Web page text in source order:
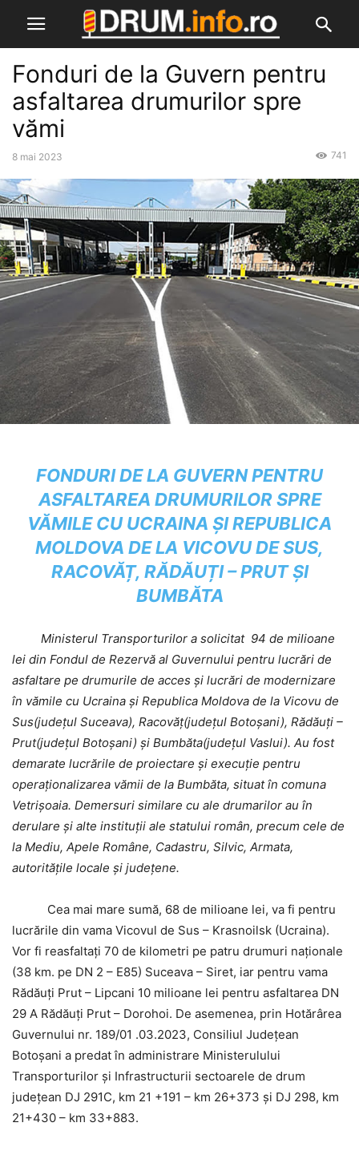
Fonduri de la Guvern pentru
asfaltarea drumurilor spre
vămi
8 mai 2023 741
FONDURI DE LA GUVERN PENTRU
ASFALTAREA DRUMURILOR SPRE
VĂMILE CU UCRAINA ȘI REPUBLICA
MOLDOVA DE LA VICOVU DE SUS,
RACOVĂȚ, RĂDĂUȚI – PRUT ȘI
BUMBĂTA
Ministerul Transporturilor a solicitat 94 de milioane
lei din Fondul de Rezervă al Guvernului pentru lucrări de
asfaltare pe drumurile de acces și lucrări de modernizare
în vămile cu Ucraina și Republica Moldova de la Vicovu de
Sus(județul Suceava), Racovăț(județul Botoșani), Rădăuți –
Prut(județul Botoșani) și Bumbăta(județul Vaslui). Au fost
demarate lucrările de proiectare și execuție pentru
operaționalizarea vămii de la Bumbăta, situat în comuna
Vetrișoaia. Demersuri similare cu ale drumarilor au în
derulare și alte instituții ale statului român, precum cele de
la Mediu, Apele Române, Cadastru, Silvic, Armata,
autoritățile locale și județene.
Cea mai mare sumă, 68 de milioane lei, va fi pentru
lucrările din vama Vicovul de Sus – Krasnoilsk (Ucraina).
Vor fi reasfaltați 70 de kilometri pe patru drumuri naționale
(38 km. pe DN 2 – E85) Suceava – Siret, iar pentru vama
Rădăuți Prut – Lipcani 10 milioane lei pentru asfaltarea DN
29 A Rădăuți Prut – Dorohoi. De asemenea, prin Hotărârea
Guvernului nr. 189/01 .03.2023, Consiliul Județean
Botoșani a predat în administrare Ministerulului
Transporturilor și Infrastructurii sectoarele de drum
județean DJ 291C, km 21 +191 – km 26+373 și DJ 298, km
21+430 – km 33+883.